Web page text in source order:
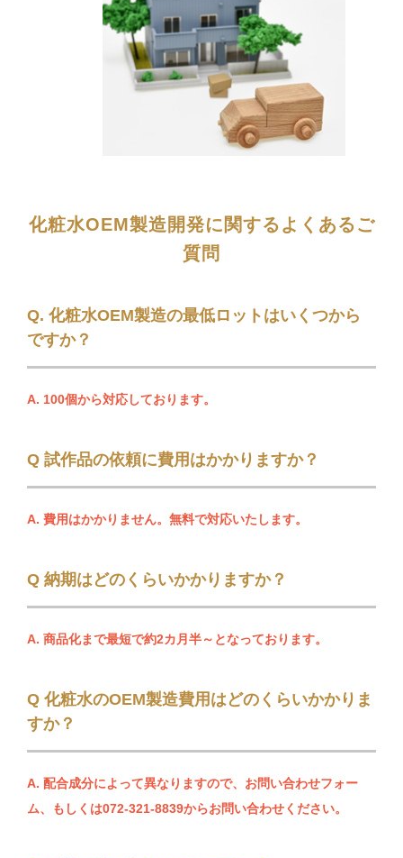
化粧水OEM製造開発に関するよくあるご
質問
Q. 化粧水OEM製造の最低ロットはいくつから
ですか？
A. 100個から対応しております。
Q 試作品の依頼に費用はかかりますか？
A. 費用はかかりません。無料で対応いたします。
Q 納期はどのくらいかかりますか？
A. 商品化まで最短で約2カ月半～となっております。
Q 化粧水のOEM製造費用はどのくらいかかりま
すか？
A. 配合成分によって異なりますので、 お問い合わせフォー
ム、もしくは072-321-8839からお問い合わせください。